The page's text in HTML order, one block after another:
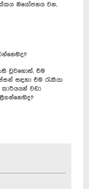
නියෝජනය වන,
වුවහොත්, එම
සඳහා එම රැකියා
වඩා